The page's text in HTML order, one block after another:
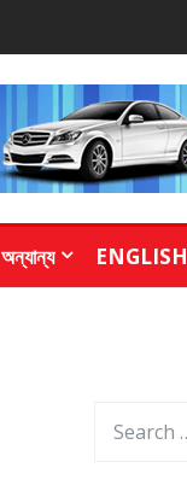
অন্যান্য ENGLISH